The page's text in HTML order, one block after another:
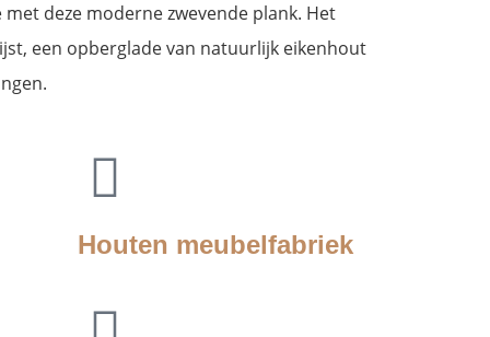
deze moderne zwevende plank. Het
een opberglade van natuurlijk eikenhout
Houten meubelfabriek